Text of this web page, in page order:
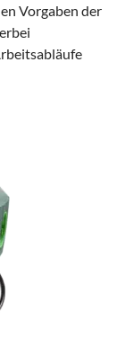
Vorgaben der